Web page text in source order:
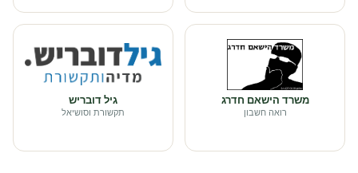
משרד הישאם חדרג
רואה חשבון
גיל דובריש
תקשורת וסושיאל